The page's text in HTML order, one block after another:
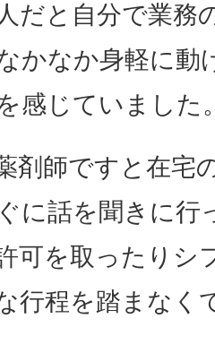
だと自分で業務
かなか身軽に動
感じていました
剤師ですと在宅
に話を聞きに行
可を取ったりシ
行程を踏まなく